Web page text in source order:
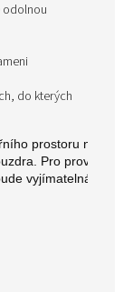
odolnou
do kterých
prostoru navíc,
Pro
vyjímatelná.